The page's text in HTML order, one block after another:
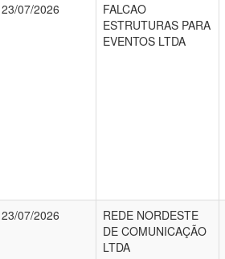
23/07/2026
FALCAO
ESTRUTURAS PARA
EVENTOS LTDA
23/07/2026
REDE NORDESTE
DE COMUNICAÇÃO
LTDA